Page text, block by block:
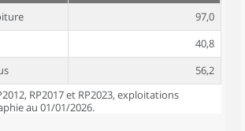
97,0
40,8
56,2
RP2017 et RP2023, exploitations
au 01/01/2026.